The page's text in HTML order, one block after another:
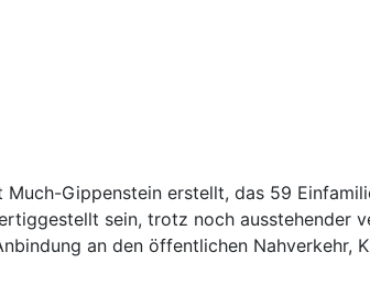
Gippenstein erstellt, das 59
sein, trotz noch ausstehender
an den öffentlichen Nahverkehr,